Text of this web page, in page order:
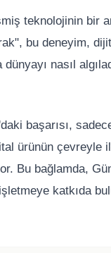
teknolojinin bir
bu deneyim,
nasıl
başarısı,
ürünün çevreyle
Bu bağlamda,
katkıda